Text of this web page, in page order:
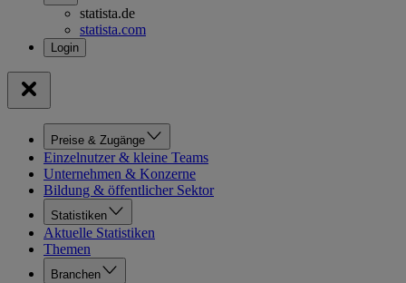
statista.de
statista.com
Preise & Zugänge
Einzelnutzer & kleine Teams
Unternehmen & Konzerne
Bildung & öffentlicher Sektor
Statistiken
Aktuelle Statistiken
Themen
Branchen